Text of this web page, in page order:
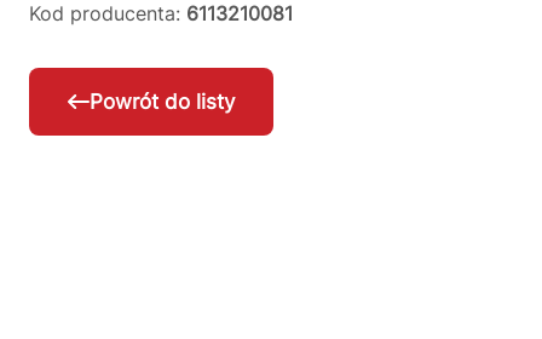
Kod producenta: 6113210081
Powrót do listy